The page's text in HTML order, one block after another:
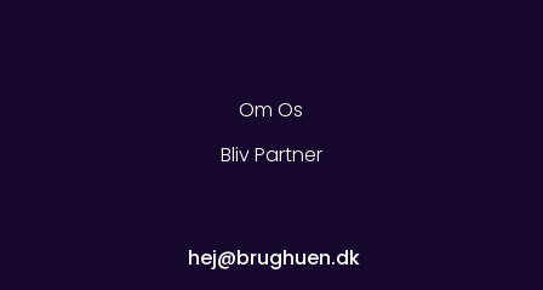
Om Os
Bliv Partner
hej@brughuen.dk